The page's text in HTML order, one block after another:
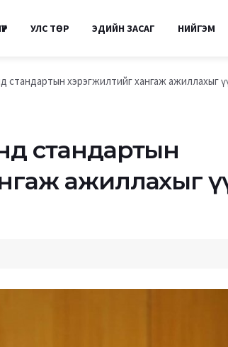
УЛС ТӨР ЭДИЙН ЗАСАГ НИЙГЭМ
стандартын хэрэгжилтийг хангаж ажиллахыг
стандартын
ажиллахыг